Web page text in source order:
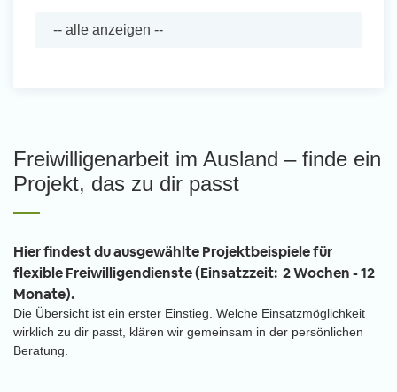
Freiwilligenarbeit im Ausland – finde ein
Projekt, das zu dir passt
Hier findest du ausgewählte Projektbeispiele für
flexible Freiwilligendienste (Einsatzzeit: 2 Wochen - 12
Monate).
Die Übersicht ist ein erster Einstieg. Welche Einsatzmöglichkeit
wirklich zu dir passt, klären wir gemeinsam in der persönlichen
Beratung.